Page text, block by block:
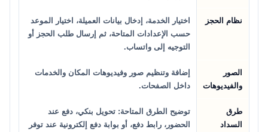
نظام الحجز
اختيار الخدمة، إدخال بيانات العميلة، اختيار الموعد
حسب الإعدادات المتاحة، ثم إرسال طلب الحجز أو
التوجيه إلى واتساب.
الصور
والفيديوهات
إضافة وتنظيم صور وفيديوهات المكان والخدمات
داخل الصفحات.
طرق
السداد
توضيح الطرق المتاحة: تحويل بنكي، دفع عند
الحضور، رابط دفع، أو بوابة دفع إلكترونية عند توفر